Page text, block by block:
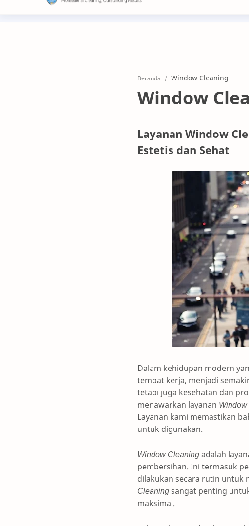
Beranda
Window
Layanan Window
Estetis dan Sehat
Dalam kehidupan modern
tempat kerja, menjadi
tetapi juga kesehatan dan
menawarkan layanan
Layanan kami memastikan
untuk digunakan.
Window Cleaningadalah
pembersihan. Ini termasuk
dilakukan secara rutin untuk
Cleaning sangat penting
maksimal.